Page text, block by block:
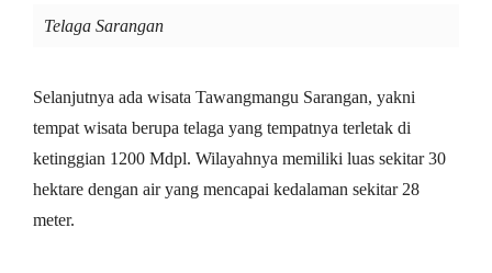
Telaga Sarangan
Selanjutnya ada wisata Tawangmangu Sarangan, yakni
tempat wisata berupa telaga yang tempatnya terletak di
ketinggian 1200 Mdpl. Wilayahnya memiliki luas sekitar 30
hektare dengan air yang mencapai kedalaman sekitar 28
meter.